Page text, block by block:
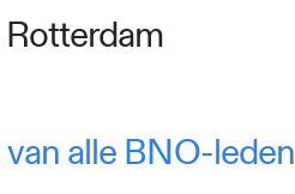
alle BNO-leden